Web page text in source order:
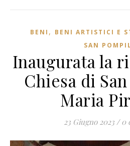
BENI , BENI ARTISTICI E
SAN
Inaugurata la
Chiesa di
Maria
23 Giugno 2023 / 0